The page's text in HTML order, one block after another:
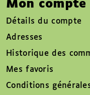
Mon compte
Détails du compte
Adresses
Historique des
Mes favoris
Conditions